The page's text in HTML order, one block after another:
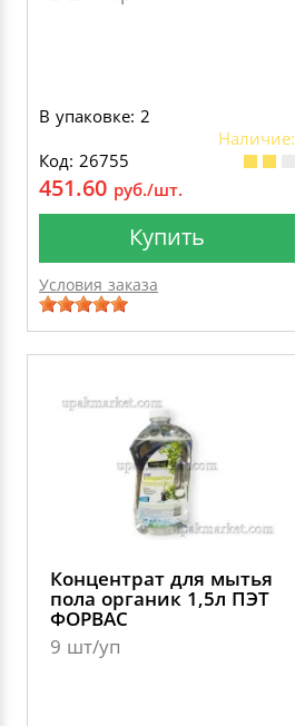
В упаковке: 2
Наличие:
Код: 26755
451.60 руб./шт.
Купить
Условия заказа
Концентрат для мытья
пола органик 1,5л ПЭТ
ФОРВАС
9 шт/уп